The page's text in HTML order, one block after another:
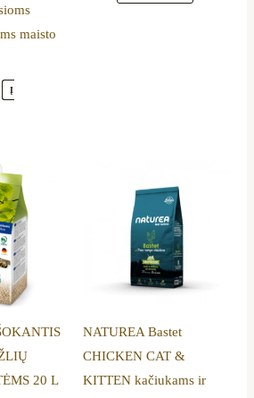
maisto
Į
20 L
NATUREA Bastet
CHICKEN CAT &
KITTEN kačiukams ir